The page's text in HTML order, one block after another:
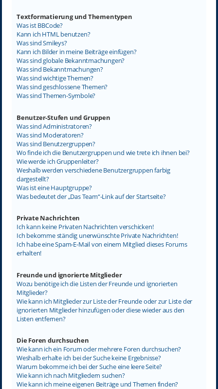
Textformatierung und Thementypen
Was ist BBCode?
Kann ich HTML benutzen?
Was sind Smileys?
Kann ich Bilder in meine Beiträge einfügen?
Was sind globale Bekanntmachungen?
Was sind Bekanntmachungen?
Was sind wichtige Themen?
Was sind geschlossene Themen?
Was sind Themen-Symbole?
Benutzer-Stufen und Gruppen
Was sind Administratoren?
Was sind Moderatoren?
Was sind Benutzergruppen?
Wo finde ich die Benutzergruppen und wie trete ich ihnen bei?
Wie werde ich Gruppenleiter?
Weshalb werden verschiedene Benutzergruppen farbig
dargestellt?
Was ist eine Hauptgruppe?
Was bedeutet der „Das Team“-Link auf der Startseite?
Private Nachrichten
Ich kann keine Privaten Nachrichten verschicken!
Ich bekomme ständig unerwünschte Private Nachrichten!
Ich habe eine Spam-E-Mail von einem Mitglied dieses Forums
erhalten!
Freunde und ignorierte Mitglieder
Wozu benötige ich die Listen der Freunde und ignorierten
Mitglieder?
Wie kann ich Mitglieder zur Liste der Freunde oder zur Liste der
ignorierten Mitglieder hinzufügen oder diese wieder aus den
Listen entfernen?
Die Foren durchsuchen
Wie kann ich ein Forum oder mehrere Foren durchsuchen?
Weshalb erhalte ich bei der Suche keine Ergebnisse?
Warum bekomme ich bei der Suche eine leere Seite?
Wie kann ich nach Mitgliedern suchen?
Wie kann ich meine eigenen Beiträge und Themen finden?